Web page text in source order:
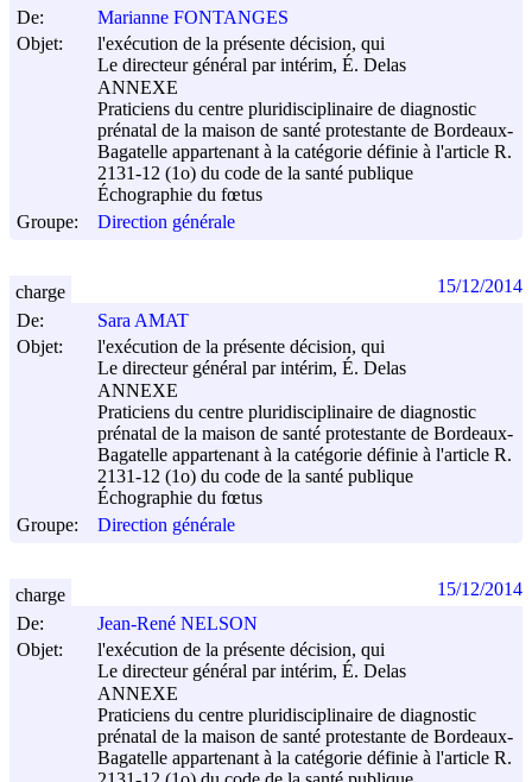
De:
Marianne FONTANGES
Objet:
l'exécution de la présente décision, qui
Le directeur général par intérim, É. Delas
ANNEXE
Praticiens du centre pluridisciplinaire de diagnostic
prénatal de la maison de santé protestante de Bordeaux-
Bagatelle appartenant à la catégorie définie à l'article R.
2131-12 (1o) du code de la santé publique
Échographie du fœtus
Groupe:
Direction générale
De:
Sara AMAT
Objet:
l'exécution de la présente décision, qui
Le directeur général par intérim, É. Delas
ANNEXE
Praticiens du centre pluridisciplinaire de diagnostic
prénatal de la maison de santé protestante de Bordeaux-
Bagatelle appartenant à la catégorie définie à l'article R.
2131-12 (1o) du code de la santé publique
Échographie du fœtus
Groupe:
Direction générale
charge 15/12/2014
De:
Jean-René NELSON
Objet:
l'exécution de la présente décision, qui
Le directeur général par intérim, É. Delas
ANNEXE
Praticiens du centre pluridisciplinaire de diagnostic
prénatal de la maison de santé protestante de Bordeaux-
Bagatelle appartenant à la catégorie définie à l'article R.
charge 15/12/2014